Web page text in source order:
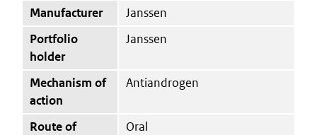
Manufacturer
Janssen
Portfolio
holder
Janssen
Mechanism of
action
Antiandrogen
Route of
Oral